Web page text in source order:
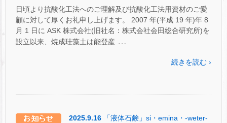
日頃より抗酸化工法へのご理解及び抗酸化工法用資材のご愛
顧に対して厚くお礼申し上げます。 2007 年(平成 19 年)年 8
月 1 日に ASK 株式会社(旧社名：株式会社会田総合研究所)を
設立以来、焼成珪藻土は能登産 …
続きを読む ›
2025.9.16 「液体石鹸」si・emina・-weter-